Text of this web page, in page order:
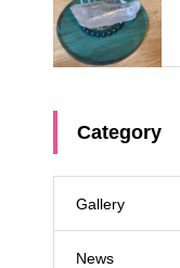
Category
Gallery
News